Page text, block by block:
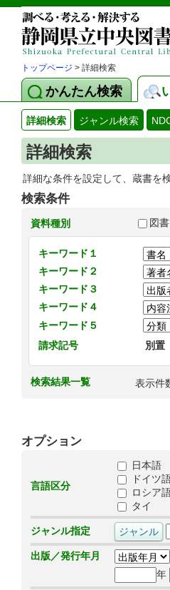
トップページ > 詳細検索
かんたん検索
詳細検索 ジャンル検索
詳細検索
詳細な条件を設定して、蔵書を
検索条件
資料種別 図書
キーワード１
キーワード２
キーワード３
キーワード４
キーワード５
請求記号
別置
検索結果一覧 表示件
オプション
言語区分
日本語
ドイツ
ロシア
タイ
ジャンル指定
出版／発行年月
年